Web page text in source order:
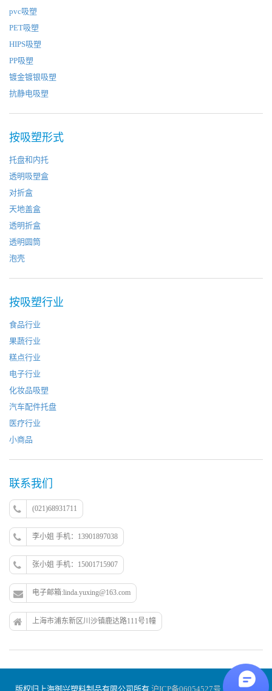
pvc吸塑
PET吸塑
HIPS吸塑
PP吸塑
镀金镀银吸塑
抗静电吸塑
按吸塑形式
托盘和内托
透明吸塑盒
对折盒
天地盖盒
透明折盒
透明圆筒
泡壳
按吸塑行业
食品行业
果蔬行业
糕点行业
电子行业
化妆品吸塑
汽车配件托盘
医疗行业
小商品
联系我们
(021)68931711
李小姐 手机：13901897038
张小姐 手机：15001715907
电子邮箱:linda.yuxing@163.com
上海市浦东新区川沙镇鹿达路111号1幢
版权归上海御兴塑料制品有限公司所有 沪ICP备06054527号